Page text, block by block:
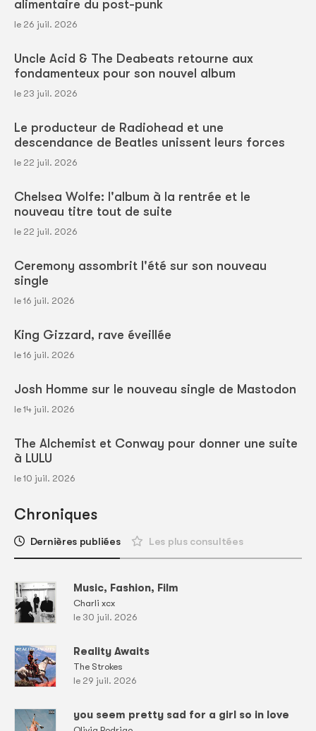
alimentaire du post-punk
le 26 juil. 2026
Uncle Acid & The Deabeats retourne aux
fondamenteux pour son nouvel album
le 23 juil. 2026
Le producteur de Radiohead et une
descendance de Beatles unissent leurs forces
le 22 juil. 2026
Chelsea Wolfe: l'album à la rentrée et le
nouveau titre tout de suite
le 22 juil. 2026
Ceremony assombrit l'été sur son nouveau
single
le 16 juil. 2026
King Gizzard, rave éveillée
le 16 juil. 2026
Josh Homme sur le nouveau single de Mastodon
le 14 juil. 2026
The Alchemist et Conway pour donner une suite
à LULU
le 10 juil. 2026
Chroniques
Dernières publiées Les plus consultées
Music, Fashion, Film
Charli xcx
le 30 juil. 2026
Reality Awaits
The Strokes
le 29 juil. 2026
you seem pretty sad for a girl so in love